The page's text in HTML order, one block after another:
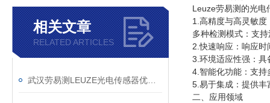
相关文章
RELATED ARTICLES
Leuze劳易测的光电
1.高精度与高灵敏
多种检测模式：支
2.快速响应：响应
3.环境适应性强：
4.智能化功能：支
5.易于集成：提供
二、应用领域